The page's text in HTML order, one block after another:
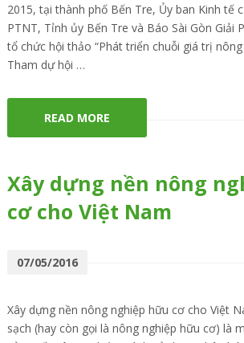
2015, tại thành phố Bến Tre, Ủy ban Kinh tế
PTNT, Tỉnh ủy Bến Tre và Báo Sài Gòn Giải
tổ chức hội thảo “Phát triển chuỗi giá trị nông
Tham dự hội …
READ MORE
Xây dựng nền nông
cơ cho Việt Nam
07/05/2016
Xây dựng nền nông nghiệp hữu cơ cho Việt
sạch (hay còn gọi là nông nghiệp hữu cơ) là